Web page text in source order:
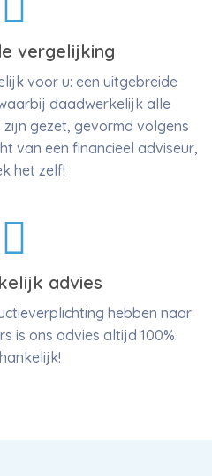
vergelijking
voor u: een uitgebreide
daadwerkelijk alle
gezet, gevormd volgens
van een financieel adviseur,
het zelf!
advies
hebben naar
is ons advies altijd 100%